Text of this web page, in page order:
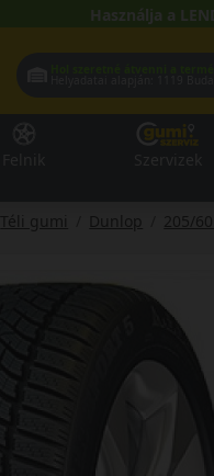
Használja a
Téli gumi Dunlop 205/